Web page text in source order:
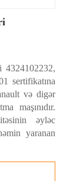
sertifikatına
və digər
maşınıdır.
əyləc
yaranan